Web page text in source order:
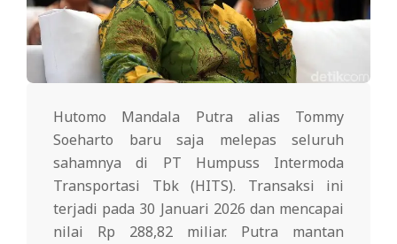
Hutomo Mandala Putra alias Tommy
Soeharto baru saja melepas seluruh
sahamnya di PT Humpuss Intermoda
Transportasi Tbk (HITS). Transaksi ini
terjadi pada 30 Januari 2026 dan mencapai
nilai Rp 288,82 miliar. Putra mantan